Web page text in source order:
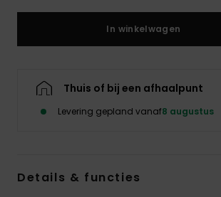
In winkelwagen
Thuis of bij een afhaalpunt
Levering gepland vanaf8 augustus
Details & functies